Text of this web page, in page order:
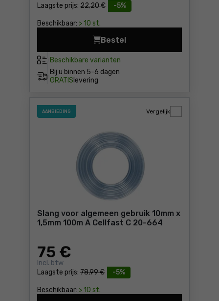
-5%
Laagste prijs: 22,20 €
Beschikbaar: > 10 st.
Beschikbare varianten
Bij u binnen 5-6 dagen
GRATIS levering
Bestel
Tuinslang Cellfast
AANBIEDING
Slang voor algemeen gebruik 10mm x
1,5mm 100m A Cellfast C 20-664
-5%
Laagste prijs: 78,99 €
75 €
Incl. btw
Beschikbaar: > 10 st.
Vergelijk